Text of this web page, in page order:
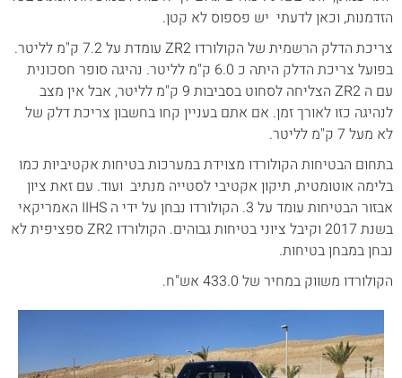
הזדמנות, וכאן לדעתי יש פספוס לא קטן.
צריכת הדלק הרשמית של הקולורדו ZR2 עומדת על 7.2 ק"מ לליטר.
בפועל צריכת הדלק היתה כ 6.0 ק"מ לליטר. נהיגה סופר חסכונית
עם ה ZR2 הצליחה לסחוט בסביבות 9 ק"מ לליטר, אבל אין מצב
לנהיגה כזו לאורך זמן. אם אתם בעניין קחו בחשבון צריכת דלק של
לא מעל 7 ק"מ לליטר.
בתחום הבטיחות הקולורדו מצוידת במערכות בטיחות אקטיביות כמו
בלימה אוטומטית, תיקון אקטיבי לסטייה מנתיב ועוד. עם זאת ציון
אבזור הבטיחות עומד על 3. הקולורדו נבחן על ידי ה IIHS האמריקאי
בשנת 2017 וקיבל ציוני בטיחות גבוהים. הקולורדו ZR2 ספציפית לא
נבחן במבחן בטיחות.
הקולורדו משווק במחיר של 433.0 אש"ח.